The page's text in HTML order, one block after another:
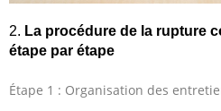
2. La procédure de la rupture
étape par étape
Étape 1 : Organisation des